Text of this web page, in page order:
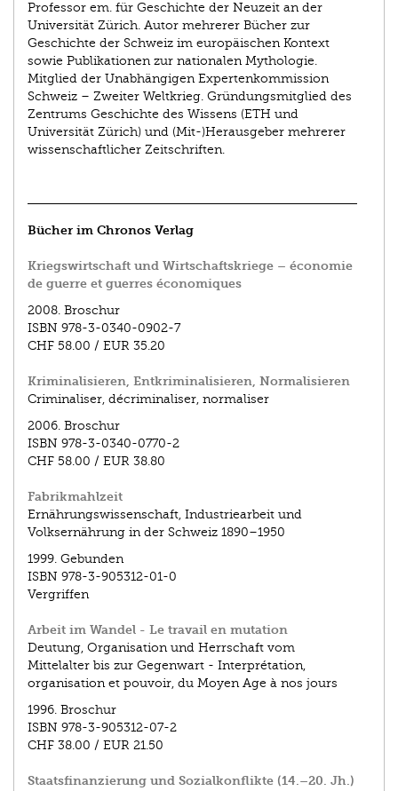
Professor em. für Geschichte der Neuzeit an der
Universität Zürich. Autor mehrerer Bücher zur
Geschichte der Schweiz im europäischen Kontext
sowie Publikationen zur nationalen Mythologie.
Mitglied der Unabhängigen Expertenkommission
Schweiz – Zweiter Weltkrieg. Gründungsmitglied des
Zentrums Geschichte des Wissens (ETH und
Universität Zürich) und (Mit-)Herausgeber mehrerer
wissenschaftlicher Zeitschriften.
Bücher im Chronos Verlag
Kriegswirtschaft und Wirtschaftskriege – économie
de guerre et guerres économiques
2008. Broschur
ISBN 978-3-0340-0902-7
CHF 58.00 / EUR 35.20
Kriminalisieren, Entkriminalisieren, Normalisieren
Criminaliser, décriminaliser, normaliser
2006. Broschur
ISBN 978-3-0340-0770-2
CHF 58.00 / EUR 38.80
Fabrikmahlzeit
Ernährungswissenschaft, Industriearbeit und
Volksernährung in der Schweiz 1890–1950
1999. Gebunden
ISBN 978-3-905312-01-0
Vergriffen
Arbeit im Wandel - Le travail en mutation
Deutung, Organisation und Herrschaft vom
Mittelalter bis zur Gegenwart - Interprétation,
organisation et pouvoir, du Moyen Age à nos jours
1996. Broschur
ISBN 978-3-905312-07-2
CHF 38.00 / EUR 21.50
Staatsfinanzierung und Sozialkonflikte (14.–20. Jh.)